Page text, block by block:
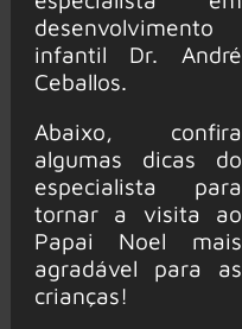
desenvolvimento
infantil Dr. André
Ceballos.
Abaixo, confira
algumas dicas do
especialista para
tornar a visita ao
Papai Noel mais
agradável para as
crianças!